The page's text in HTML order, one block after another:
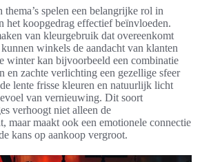
thema’s spelen een belangrijke rol in
het koopgedrag effectief beïnvloeden.
van kleurgebruik dat overeenkomt
winkels de aandacht van klanten
winter kan bijvoorbeeld een combinatie
en zachte verlichting een gezellige sfeer
lente frisse kleuren en natuurlijk licht
van vernieuwing. Dit soort
verhoogt niet alleen de
maar maakt ook een emotionele connectie
kans op aankoop vergroot.